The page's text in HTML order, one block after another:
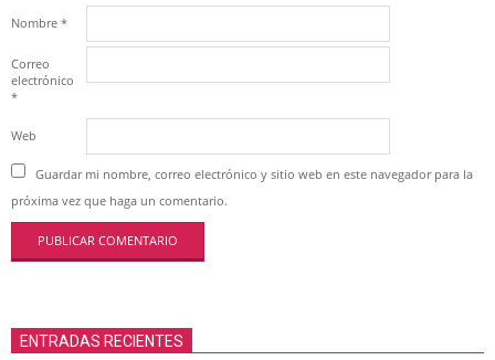
Nombre *
Correo
electrónico
*
Web
Guardar mi nombre, correo electrónico y sitio web en este navegador para la
próxima vez que haga un comentario.
ENTRADAS RECIENTES